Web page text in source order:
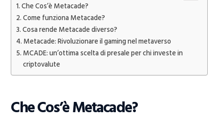
Che Cos’è Metacade?
Come funziona Metacade?
Cosa rende Metacade diverso?
Metacade: Rivoluzionare il gaming nel metaverso
MCADE: un’ottima scelta di presale per chi investe in
criptovalute
Che Cos’è Metacade?